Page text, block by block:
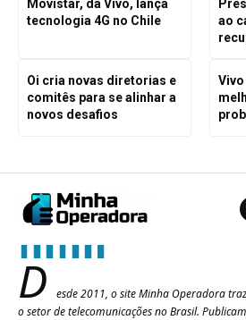
Movistar, da Vivo, lança
tecnologia 4G no Chile
ao
Oi cria novas diretorias e
comitês para se alinhar a
novos desafios
D
esde 2011, o site Minha Operadora
o setor de telecomunicações no Brasil.